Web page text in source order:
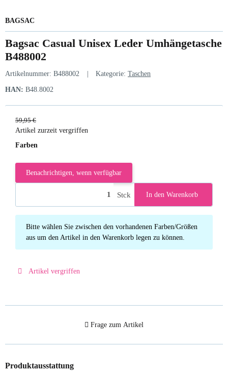
BAGSAC
Bagsac Casual Unisex Leder Umhängetasche
B488002
Artikelnummer: B488002 Kategorie: Taschen
HAN: B48.8002
59,95 €
Artikel zurzeit vergriffen
Farben
Benachrichtigen, wenn verfügbar
Stck In den Warenkorb
x
Bitte wählen Sie zwischen den vorhandenen Farben/Größen
aus um den Artikel in den Warenkorb legen zu können.
Artikel vergriffen
Frage zum Artikel
Produktausstattung